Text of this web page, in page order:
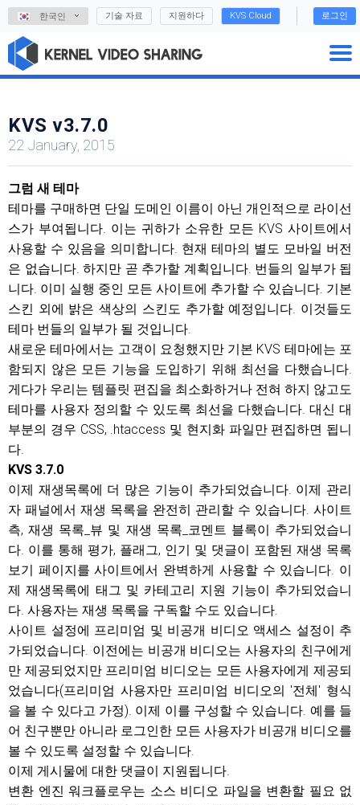
한국인 기술 자료 지원하다 KVS Cloud 로그인
KVS v3.7.0
22 January, 2015
그럼 새 테마
테마를 구매하면 단일 도메인 이름이 아닌 개인적으로 라이선
스가 부여됩니다. 이는 귀하가 소유한 모든 KVS 사이트에서
사용할 수 있음을 의미합니다. 현재 테마의 별도 모바일 버전
은 없습니다. 하지만 곧 추가할 계획입니다. 번들의 일부가 됩
니다. 이미 실행 중인 모든 사이트에 추가할 수 있습니다. 기본
스킨 외에 밝은 색상의 스킨도 추가할 예정입니다. 이것들도
테마 번들의 일부가 될 것입니다.
새로운 테마에서는 고객이 요청했지만 기본 KVS 테마에는 포
함되지 않은 모든 기능을 도입하기 위해 최선을 다했습니다.
게다가 우리는 템플릿 편집을 최소화하거나 전혀 하지 않고도
테마를 사용자 정의할 수 있도록 최선을 다했습니다. 대신 대
부분의 경우 CSS, .htaccess 및 현지화 파일만 편집하면 됩니
다.
KVS 3.7.0
이제 재생목록에 더 많은 기능이 추가되었습니다. 이제 관리
자 패널에서 재생 목록을 완전히 관리할 수 있습니다. 사이트
측, 재생 목록_뷰 및 재생 목록_코멘트 블록이 추가되었습니
다. 이를 통해 평가, 플래그, 인기 및 댓글이 포함된 재생 목록
보기 페이지를 사이트에서 완벽하게 사용할 수 있습니다. 이
제 재생목록에 태그 및 카테고리 지원 기능이 추가되었습니
다. 사용자는 재생 목록을 구독할 수도 있습니다.
사이트 설정에 프리미엄 및 비공개 비디오 액세스 설정이 추
가되었습니다. 이전에는 비공개 비디오는 사용자의 친구에게
만 제공되었지만 프리미엄 비디오는 모든 사용자에게 제공되
었습니다(프리미엄 사용자만 프리미엄 비디오의 '전체' 형식
을 볼 수 있다고 가정). 이제 이를 구성할 수 있습니다. 예를 들
어 친구뿐만 아니라 로그인한 모든 사용자가 비공개 비디오를
볼 수 있도록 설정할 수 있습니다.
이제 게시물에 대한 댓글이 지원됩니다.
변환 엔진 워크플로우는 소스 비디오 파일을 변환할 필요 없